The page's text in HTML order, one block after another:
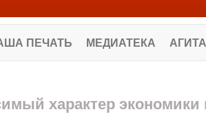
ПЕЧАТЬ МЕДИАТЕКА
характер экономики